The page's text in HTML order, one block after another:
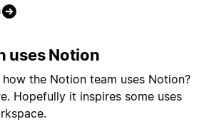
uses Notion
the Notion team uses Notion?
Hopefully it inspires some uses